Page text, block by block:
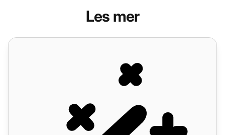
Les mer
Massehandlinger-funksjoner